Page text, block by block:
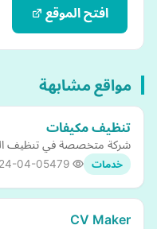
افتح الموقع
مواقع مشابهة
تنظيف مكيفات
شركة متخصصة في تنظيف
خدمات 04-05
CV Maker